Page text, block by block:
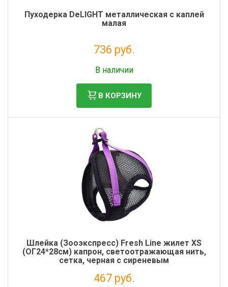
Пуходерка DeLIGHT металлическая c каплей
малая
736 руб.
В наличии
В КОРЗИНУ
Шлейка (Зооэкспресс) Fresh Line жилет XS
(ОГ24*28см) капрон, светоотражающая нить,
сетка, черная с сиреневым
467 руб.